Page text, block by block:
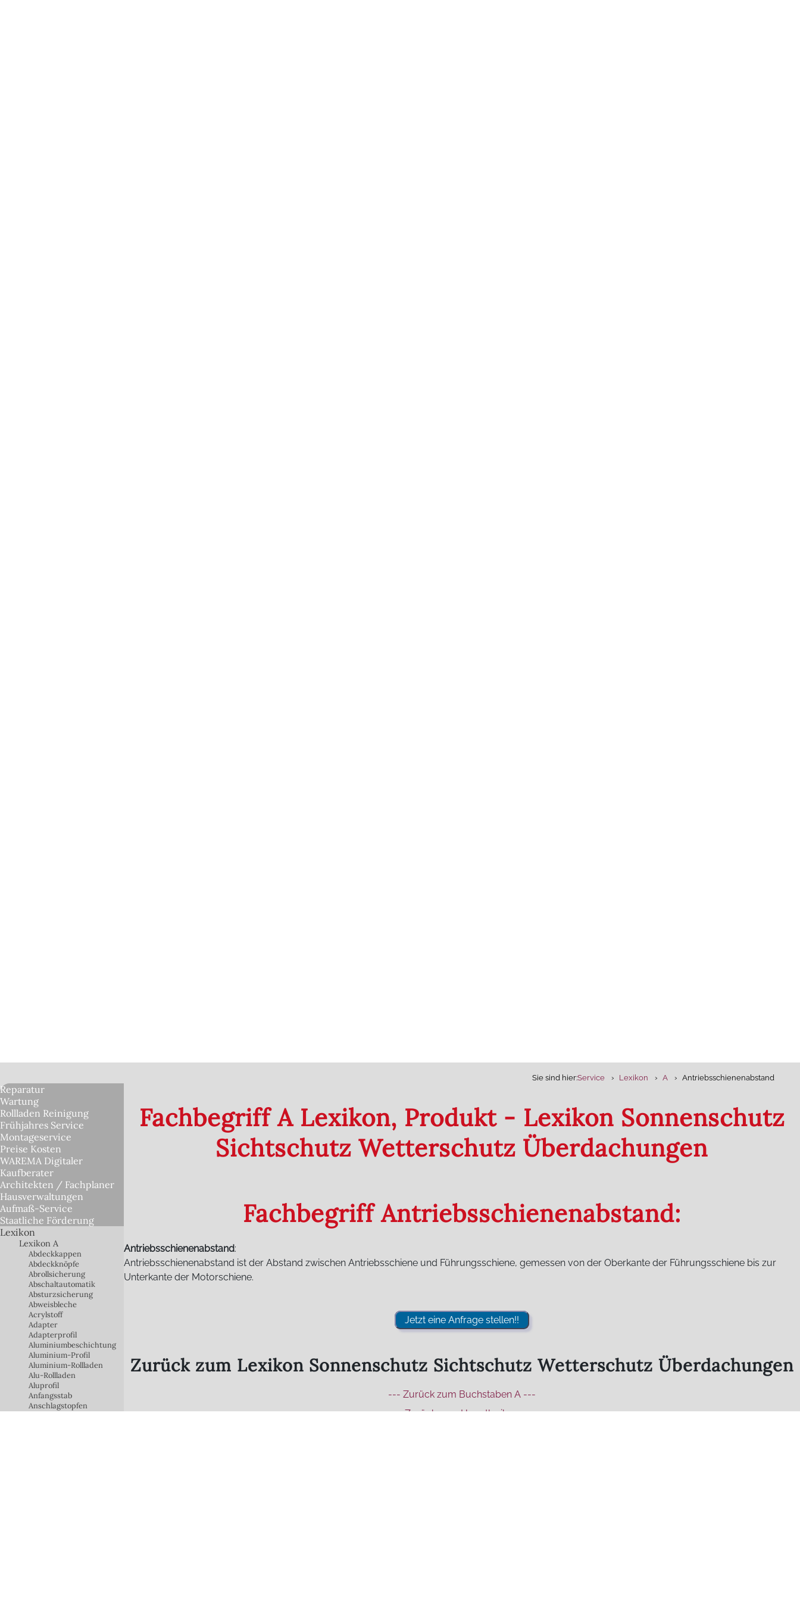
Sie sind hier:Service Lexikon A Antriebsschienenabstand
Reparatur
Wartung
Rollladen Reinigung
Frühjahres Service
Montageservice
Preise Kosten
WAREMA Digitaler
Kaufberater
Architekten / Fachplaner
Hausverwaltungen
Aufmaß-Service
Staatliche Förderung
Lexikon
Lexikon A
Abdeckkappen
Abdeckknöpfe
Abrollsicherung
Abschaltautomatik
Absturzsicherung
Abweisbleche
Acrylstoff
Adapter
Adapterprofil
Aluminiumbeschichtung
Aluminium-Profil
Aluminium-Rollladen
Alu-Rollladen
Aluprofil
Anfangsstab
Anschlagstopfen
Fachbegriff A Lexikon, Produkt - Lexikon Sonnenschutz
Sichtschutz Wetterschutz Überdachungen
Fachbegriff Antriebsschienenabstand:
Antriebsschienenabstand:
Antriebsschienenabstand ist der Abstand zwischen Antriebsschiene und Führungsschiene, gemessen von der Oberkante der Führungsschiene bis zur
Unterkante der Motorschiene.
Jetzt eine Anfrage stellen!!
Zurück zum Lexikon Sonnenschutz Sichtschutz Wetterschutz Überdachungen
--- Zurück zum Buchstaben A ---
--- Zurück zum Hauptlexikon ---